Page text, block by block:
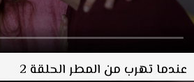
عندما تهرب من المطر الحلقة 2